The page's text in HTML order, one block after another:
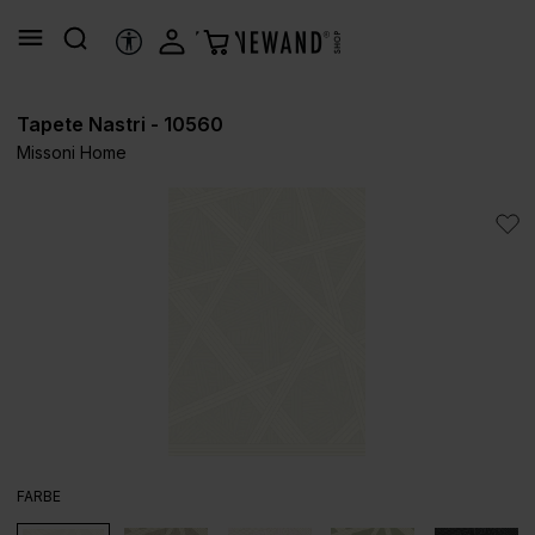
springen
HILFSTOOLS
Tapete Nastri - 10560
Missoni Home
FARBE